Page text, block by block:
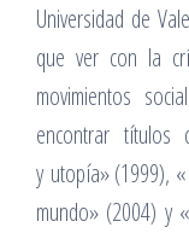
Universidad de
que ver con la
movimientos
encontrar títulos
y utopía» (1999),
mundo» (2004) y